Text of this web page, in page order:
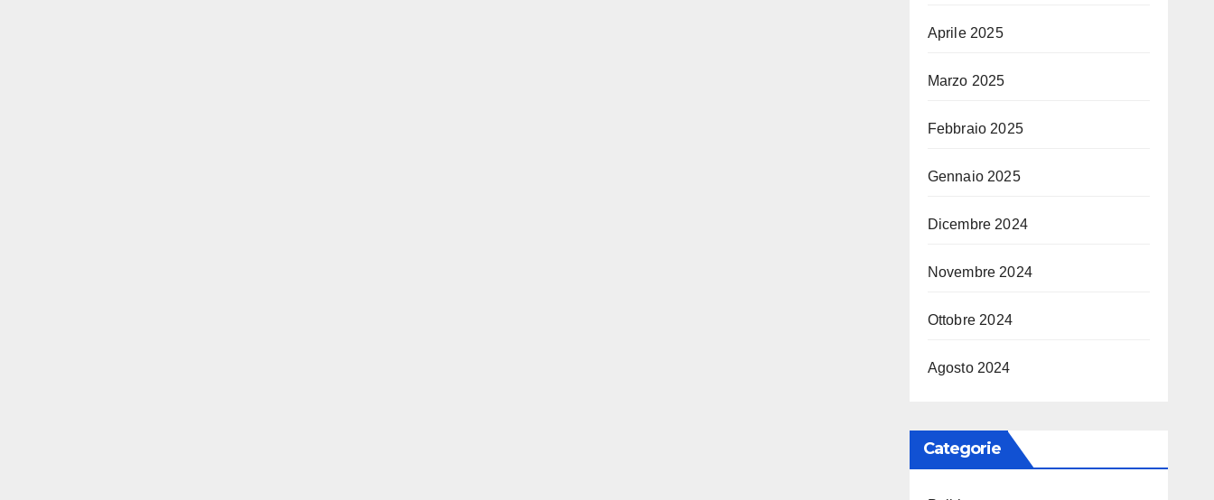
Aprile 2025
Marzo 2025
Febbraio 2025
Gennaio 2025
Dicembre 2024
Novembre 2024
Ottobre 2024
Agosto 2024
Categorie